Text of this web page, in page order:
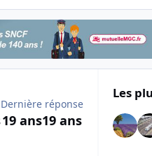
Dernière réponse
19 ans19 ans
Les